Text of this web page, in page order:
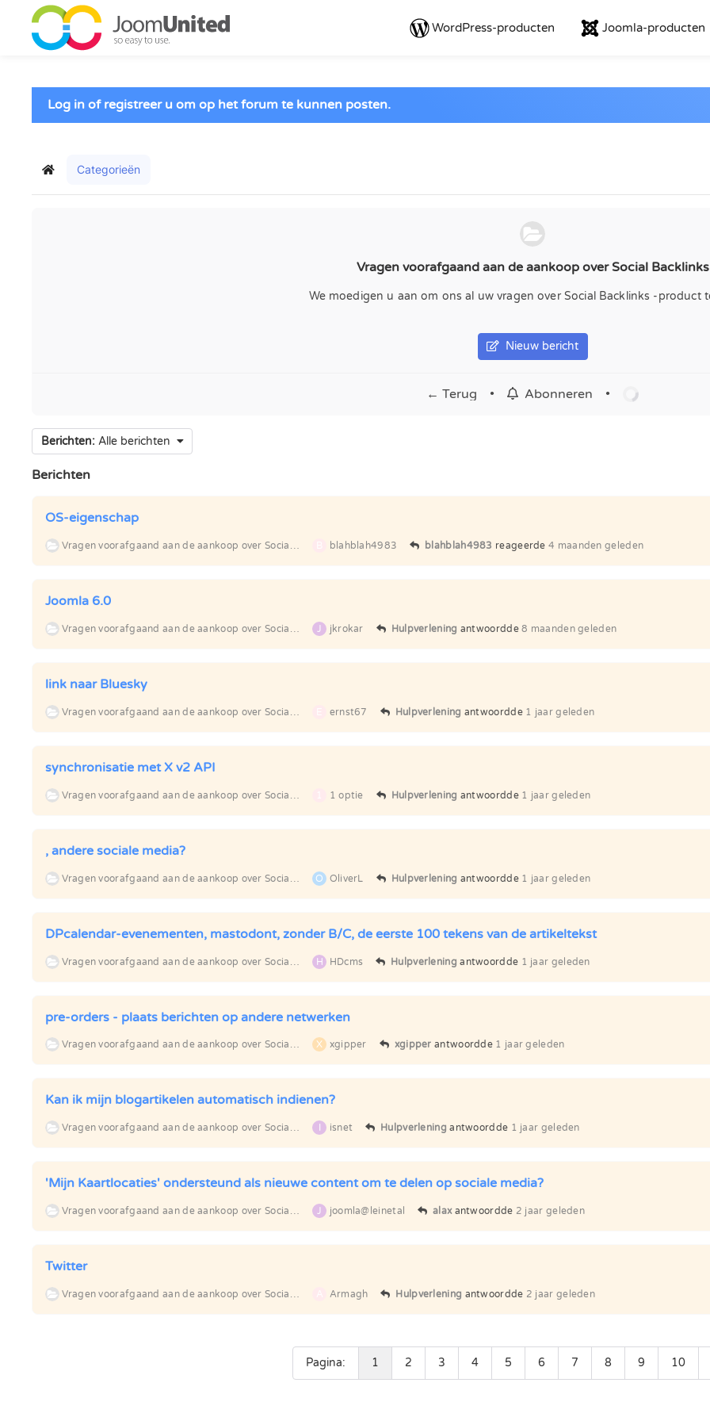
Ga naar de hoofdinhoud
WordPress-producten Joomla-producten
Log in of registreer u om op het forum te kunnen posten.
Home Categorieën
Vragen voorafgaand aan de aankoop over Social Backlinks
We moedigen u aan om ons al uw vragen over Social Backlinks -product
Nieuw bericht
← Terug • Abonneren •
Berichten: Alle berichten
Berichten
OS-eigenschap
Vragen voorafgaand aan de aankoop over Social Backlinks blahblah4983 blahblah4983 reageerde4 maanden geleden
Joomla 6.0
Vragen voorafgaand aan de aankoop over Social Backlinks J jkrokar Hulpverlening antwoordde8 maanden geleden
link naar Bluesky
ernst67 Hulpverlening antwoordde 1 jaar geleden
synchronisatie met X v2 API
1 optie Hulpverlening antwoordde 1 jaar geleden
, andere sociale media?
O OliverL Hulpverlening antwoordde 1 jaar geleden
DPcalendar-evenementen, mastodont, zonder B/C, de eerste 100 tekens van de artikeltekst
H HDcms Hulpverlening antwoordde 1 jaar geleden
pre-orders - plaats berichten op andere netwerken
Vragen voorafgaand aan de aankoop over Social Backlinks X xgipper xgipper antwoordde 1 jaar geleden
Kan ik mijn blogartikelen automatisch indienen?
Vragen voorafgaand aan de aankoop over Social Backlinks isnet Hulpverlening antwoordde 1 jaar geleden
'Mijn Kaartlocaties' ondersteund als nieuwe content om te delen op sociale media?
Vragen voorafgaand aan de aankoop over Social Backlinks J joomla@leinetal alax antwoordde 2 jaar geleden
Twitter
Vragen voorafgaand aan de aankoop over Social Backlinks Armagh Hulpverlening antwoordde 2 jaar geleden
Pagina: 1 2 3 4 5 6 7 8 9 10